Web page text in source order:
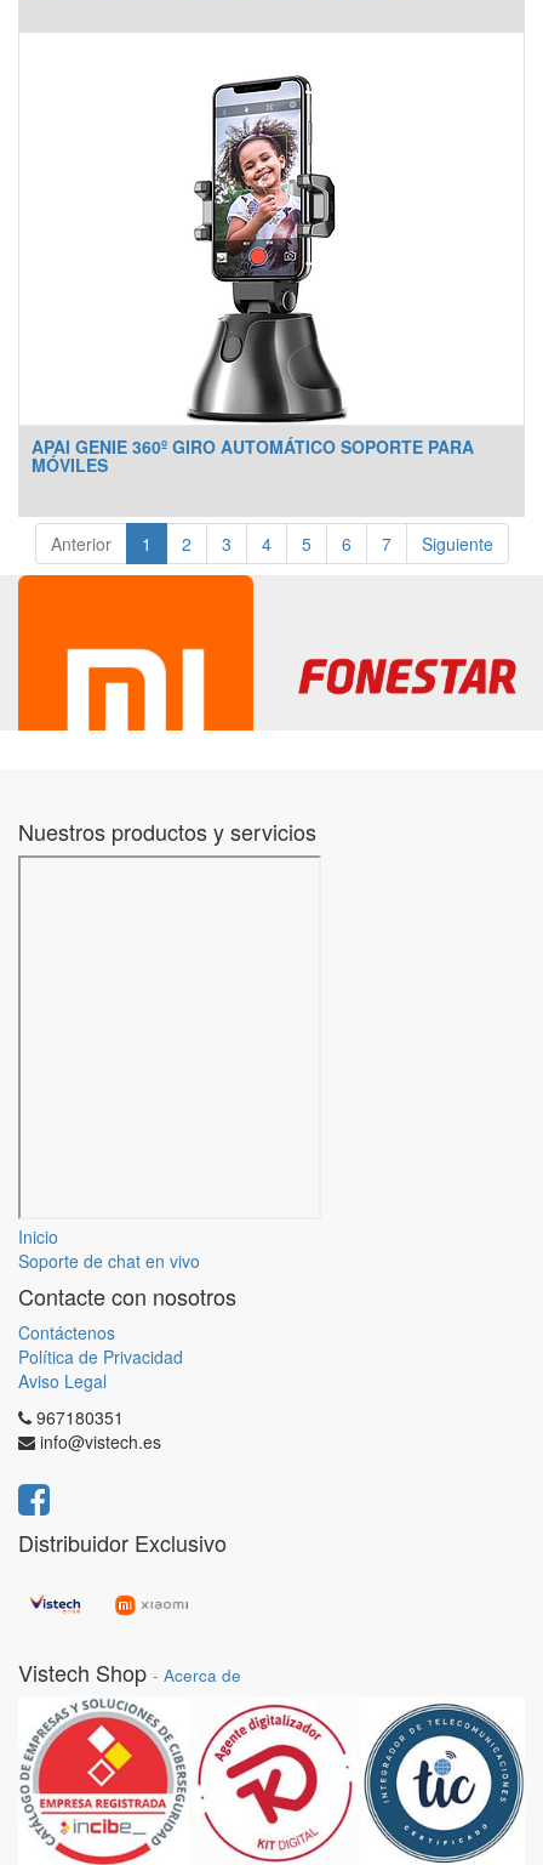
APAI GENIE 360º GIRO AUTOMÁTICO SOPORTE PARA
MÓVILES
Anterior 1 2 3 4 5 6 7 Siguiente
Nuestros productos y servicios
Inicio
Soporte de chat en vivo
Contacte con nosotros
Contáctenos
Política de Privacidad
Aviso Legal
967180351
info@vistech.es
Distribuidor Exclusivo
Vistech Shop - Acerca de